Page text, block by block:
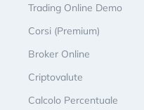
Trading Online Demo
Corsi (Premium)
Broker Online
Criptovalute
Calcolo Percentuale